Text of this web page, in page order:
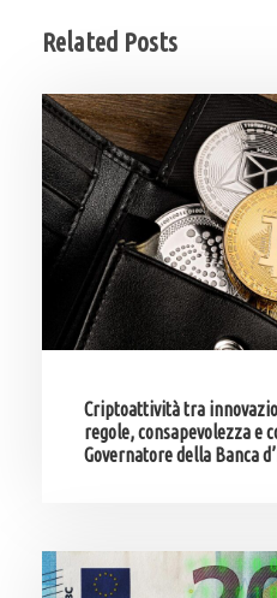
Related Posts
Criptoattività tra
regole, consapevolezza e
Governatore della Banca